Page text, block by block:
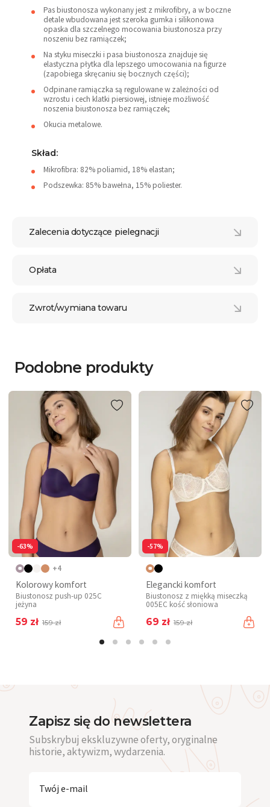
Pas biustonosza wykonany jest z mikrofibry, a w boczne
detale wbudowana jest szeroka gumka i silikonowa
opaska dla szczelnego mocowania biustonosza przy
noszeniu bez ramiączek;
Na styku miseczki i pasa biustonosza znajduje się
elastyczna płytka dla lepszego umocowania na figurze
(zapobiega skręcaniu się bocznych części);
Odpinane ramiączka są regulowane w zależności od
wzrostu i cech klatki piersiowej, istnieje możliwość
noszenia biustonosza bez ramiączek;
Okucia metalowe.
Skład:
Mikrofibra: 82% poliamid, 18% elastan;
Podszewka: 85% bawełna, 15% poliester.
Zalecenia dotyczące pielegnacji
Opłata
Zwrot/wymiana towaru
Podobne produkty
-63%
+4
Kolorowy komfort
Biustonosz push-up 025C
jeżyna
59 zł 159 zł
-57%
Elegancki komfort
Biustonosz z miękką miseczką
005EC kość słoniowa
69 zł 159 zł
Zapisz się do newslettera
Subskrybuj ekskluzywne oferty, oryginalne
historie, aktywizm, wydarzenia.
Twój e-mail